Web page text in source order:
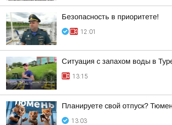
Безопасность в приоритете!
12:01
Ситуация с запахом воды в
13:15
Планируете свой отпуск?
13:03